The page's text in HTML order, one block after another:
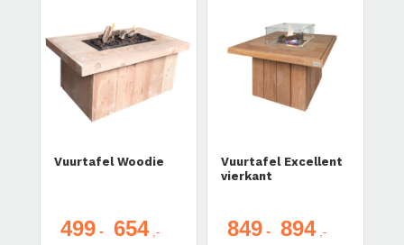
Vuurtafel Woodie
499 - 654Prijsklasse:
Vuurtafel Excellent
vierkant
849 - 894Prijsklasse: